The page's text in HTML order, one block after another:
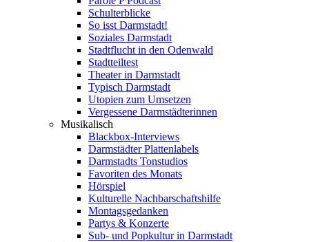
Schulterblicke
So isst Darmstadt!
Soziales Darmstadt
Stadtflucht in den Odenwald
Stadtteiltest
Theater in Darmstadt
Typisch Darmstadt
Utopien zum Umsetzen
Vergessene Darmstädterinnen
Musikalisch
Blackbox-Interviews
Darmstädter Plattenlabels
Darmstadts Tonstudios
Favoriten des Monats
Hörspiel
Kulturelle Nachbarschaftshilfe
Montagsgedanken
Partys & Konzerte
Sub- und Popkultur in Darmstadt